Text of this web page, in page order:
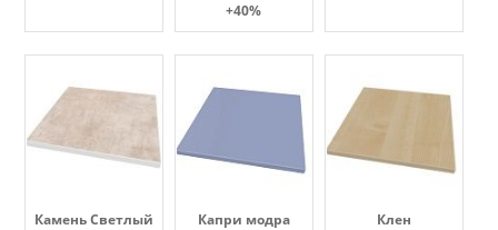
+40%
Камень Светлый
Капри модра
Клен